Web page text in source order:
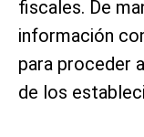
fiscales. De
información
para proceder
de los